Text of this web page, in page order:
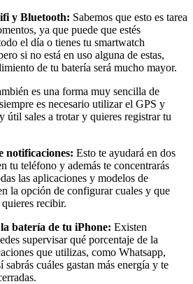
y Bluetooth: Sabemos que esto es tarea
ya que puede que estés
el día o tienes tu smartwatch
si no está en uso alguna de estas,
de tu batería será mucho mayor.
es una forma muy sencilla de
es necesario utilizar el GPS y
útil sales a trotar y quieres registrar tu
notificaciones: Esto te ayudará en dos
tu teléfono y además te concentrarás
las aplicaciones y modelos de
la opción de configurar cuales y que
recibir.
batería de tu iPhone: Existen
supervisar qué porcentaje de la
que utilizas, como Whatsapp,
cuáles gastan más energía y te